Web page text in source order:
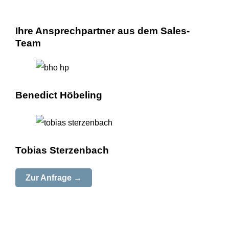
Ihre Ansprechpartner aus dem Sales-
Team
Benedict Höbeling
Tobias Sterzenbach
Zur Anfrage →